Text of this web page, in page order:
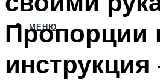
МЕНЮ
Пропорции